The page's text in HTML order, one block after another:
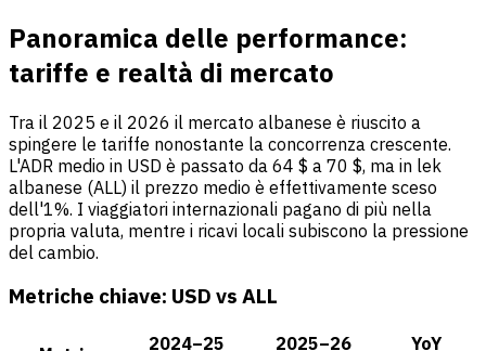
Panoramica delle performance:
tariffe e realtà di mercato
Tra il 2025 e il 2026 il mercato albanese è riuscito a
spingere le tariffe nonostante la concorrenza crescente.
L'ADR medio in USD è passato da 64 $ a 70 $, ma in lek
albanese (ALL) il prezzo medio è effettivamente sceso
dell'1%. I viaggiatori internazionali pagano di più nella
propria valuta, mentre i ricavi locali subiscono la pressione
del cambio.
Metriche chiave: USD vs ALL
2024–25 2025–26 YoY